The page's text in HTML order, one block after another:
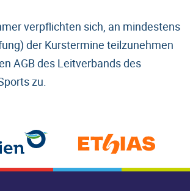
verpflichten sich, an mindestens
der Kurstermine teilzunehmen
AGB des Leitverbands des
zu.